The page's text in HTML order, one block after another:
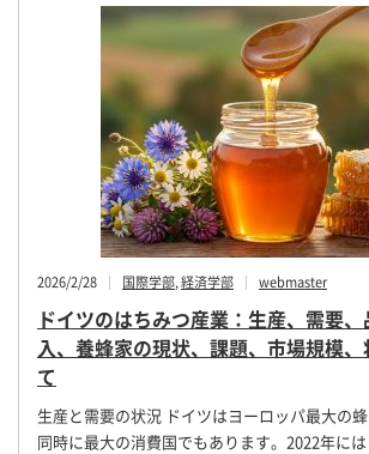
2026/2/28 国際学部,経済学部 webmaster
ドイツのはちみつ産業：生産、需要
入、養蜂家の現状、課題、市場規模
て
生産と需要の状況 ドイツはヨーロッパ最大の蜂
同時に最大の消費国でもあります。2022年に